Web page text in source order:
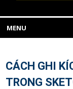
MENU
CÁCH GHI
TRONG